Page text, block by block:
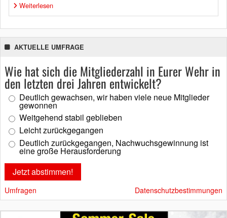
Weiterlesen
AKTUELLE UMFRAGE
Wie hat sich die Mitgliederzahl in Eurer Wehr in
den letzten drei Jahren entwickelt?
Deutlich gewachsen, wir haben viele neue Mitglieder
gewonnen
Weitgehend stabil geblieben
Leicht zurückgegangen
Deutlich zurückgegangen, Nachwuchsgewinnung ist
eine große Herausforderung
Umfragen Datenschutzbestimmungen